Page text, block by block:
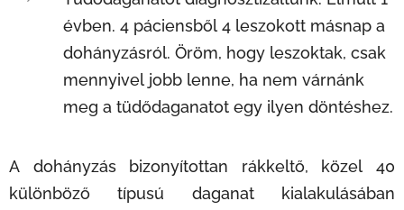
évben. 4 páciensből 4 leszokott másnap a
dohányzásról. Öröm, hogy leszoktak, csak
mennyivel jobb lenne, ha nem várnánk
meg a tüdődaganatot egy ilyen döntéshez.
A dohányzás bizonyítottan rákkeltő, közel 40
különböző típusú daganat kialakulásában